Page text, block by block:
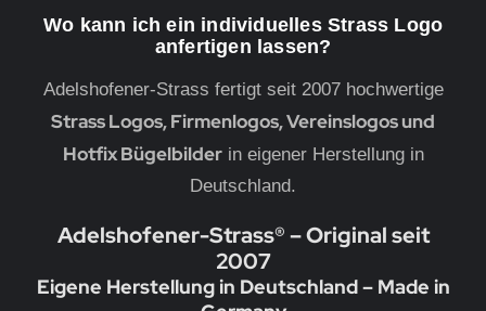
Wo kann ich ein individuelles Strass Logo
anfertigen lassen?
Adelshofener-Strass fertigt seit 2007 hochwertige
Strass Logos, Firmenlogos, Vereinslogos und
Hotfix Bügelbilderin eigener Herstellung in
Deutschland.
Adelshofener-Strass® – Original seit
2007
Eigene Herstellung in Deutschland – Made in